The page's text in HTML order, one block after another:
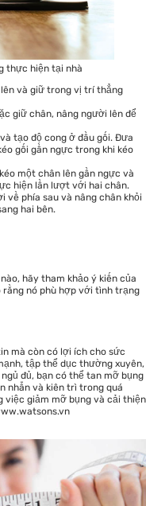
thực hiện tại nhà
và giữ trong vị trí thẳng
giữ chân, nâng người lên để
tạo độ cong ở đầu gối. Đưa
gối gần ngực trong khi kéo
một chân lên gần ngực và
hiện lần lượt với hai chân.
về phía sau và nâng chân khỏi
hai bên.
hãy tham khảo ý kiến ​​của
rằng nó phù hợp với tình trạng
mà còn có lợi ích cho sức
tập thể dục thường xuyên,
đủ, bạn có thể tan mỡ bụng
nhẫn và kiên trì trong quá
việc giảm mỡ bụng và cải thiện